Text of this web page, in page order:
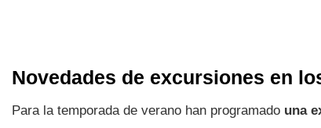
Novedades de excursiones en
Para la temporada de verano han programado una